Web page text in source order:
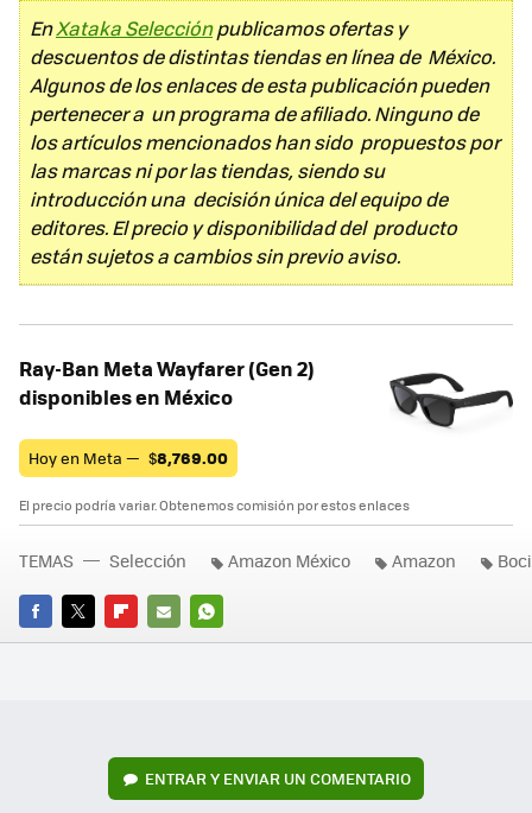
EnXataka Selecciónpublicamos ofertas y
descuentos de distintas tiendas en línea de México.
Algunos de los enlaces de esta publicación pueden
pertenecer a un programa de afiliado. Ninguno de
los artículos mencionados han sido propuestos por
las marcas ni por las tiendas, siendo su
introducción una decisión única del equipo de
editores. El precio y disponibilidad del producto
están sujetos a cambios sin previo aviso.
Ray-Ban Meta Wayfarer (Gen 2)
disponibles en México
Hoy en Meta — $8,769.00
El precio podría variar. Obtenemos comisión por estos enlaces
FACEBOOK
TWITTERFLIPBOARD
E-
WHATSAPP
TEMAS Selección Amazon México Amazon
ENTRAR Y ENVIAR UN COMENTARIO